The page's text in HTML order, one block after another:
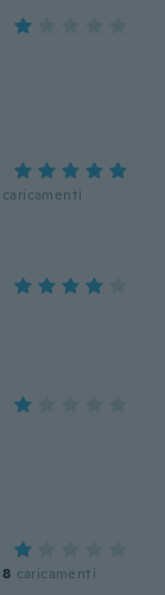
caricamenti
8 caricamenti